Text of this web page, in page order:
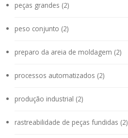
peças grandes (2)
peso conjunto (2)
preparo da areia de moldagem (2)
processos automatizados (2)
produção industrial (2)
rastreabilidade de peças fundidas (2)